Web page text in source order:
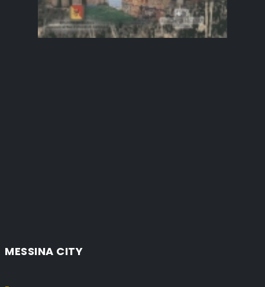
MESSINA CITY